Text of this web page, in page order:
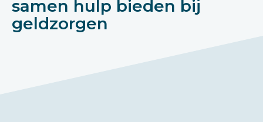
samen hulp bieden bij
geldzorgen